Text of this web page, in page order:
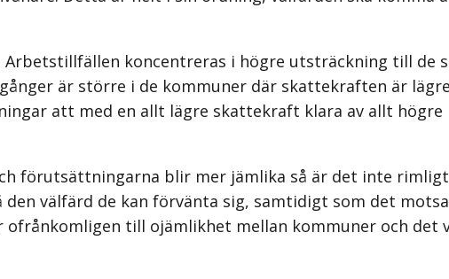
koncentreras i högre utsträckning till de
är större i de kommuner där skatte­kraften är
att med en allt lägre skattekraft klara av allt
förutsättning­arna blir mer jämlika så är det inte
välfärd de kan förvänta sig, samtidigt som det
till ojämlikhet mellan kommuner och det